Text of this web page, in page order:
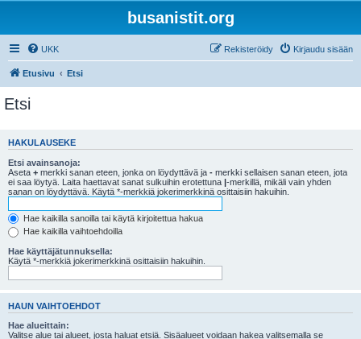
busanistit.org
UKK Kirjaudu sisään
Rekisteröidy
Etusivu Etsi
Etsi
HAKULAUSEKE
Etsi avainsanoja:
Aseta + merkki sanan eteen, jonka on löydyttävä ja - merkki sellaisen sanan eteen, jota
ei saa löytyä. Laita haettavat sanat sulkuihin erotettuna |-merkillä, mikäli vain yhden
sanan on löydyttävä. Käytä *-merkkiä jokerimerkkinä osittaisiin hakuihin.
Hae kaikilla sanoilla tai käytä kirjoitettua hakua
Hae kaikilla vaihtoehdoilla
Hae käyttäjätunnuksella:
Käytä *-merkkiä jokerimerkkinä osittaisiin hakuihin.
HAUN VAIHTOEHDOT
Hae alueittain:
Valitse alue tai alueet, josta haluat etsiä. Sisäalueet voidaan hakea valitsemalla se